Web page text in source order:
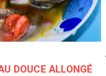
DOUCE ALLONGÉ